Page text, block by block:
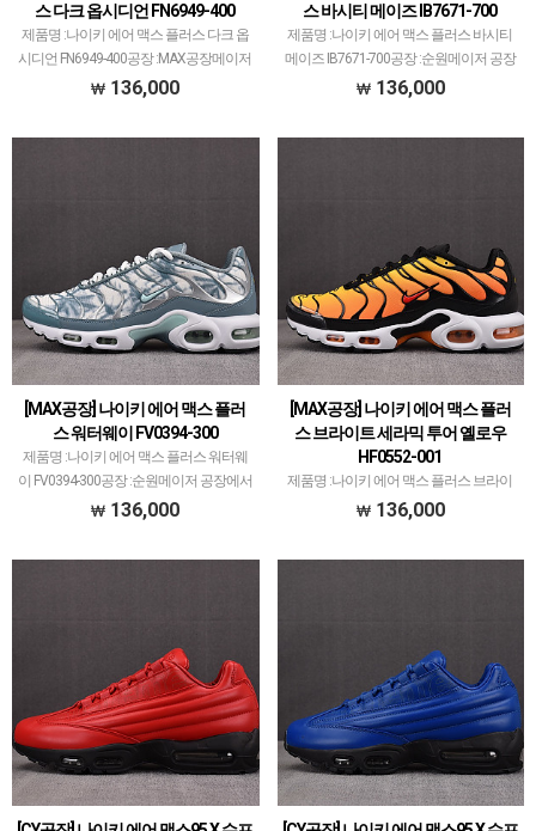
스 다크 옵시디언 FN6949-400
제품명 :나이키 에어 맥스 플러스 다크 옵
시디언 FN6949-400공장 :MAX공장메이저
공장에서 취급되지 않는 개체 좋은 제품만
136,000
스 바시티 메이즈 IB7671-700
제품명 :나이키 에어 맥스 플러스 바시티
메이즈 IB7671-700공장 :순원메이저 공장
에서 취급되지 않는 개체 좋은 제품만 선
136,000
[MAX공장] 나이키 에어 맥스 플러
스 워터웨이 FV0394-300
제품명 :나이키 에어 맥스 플러스 워터웨
이 FV0394-300공장 :순원메이저 공장에서
취급되지 않는 개체 좋은 제품만 선별했습
136,000
[MAX공장] 나이키 에어 맥스 플러
스 브라이트 세라믹 투어 옐로우
HF0552-001
제품명 :나이키 에어 맥스 플러스 브라이
트 세라믹 투어 옐로우 HF0552-001공장
136,000